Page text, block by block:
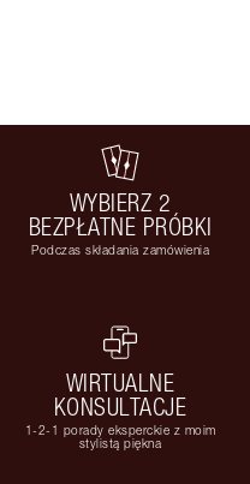
WYBIERZ 2
BEZPŁATNE PRÓBKI
Podczas składania zamówienia
WIRTUALNE
KONSULTACJE
1-2-1 porady eksperckie z moim
stylistą piękna